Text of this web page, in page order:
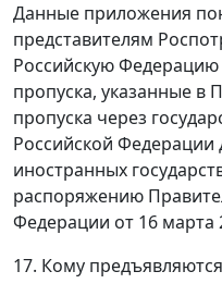
Данные приложения
представителям
Российскую
пропуска, указанные в
пропуска через
Российской
иностранных
распоряжению
Федерации от 16 марта
17. Кому